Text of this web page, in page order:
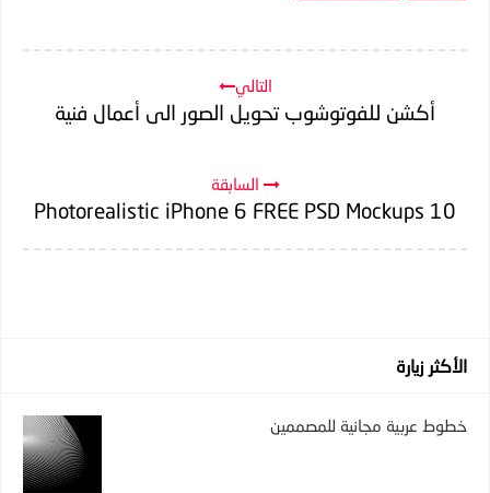
التالي
أكشن للفوتوشوب تحويل الصور الى أعمال فنية
السابقة
10 Photorealistic iPhone 6 FREE PSD Mockups
الأكثر زيارة
خطوط عربية مجانية للمصممين